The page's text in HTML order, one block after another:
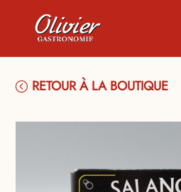
RETOUR À LA BOUTIQUE